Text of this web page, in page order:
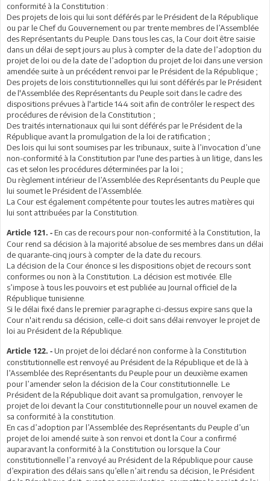
conformité à la Constitution :
Des projets de lois qui lui sont déférés par le Président de la République
ou par le Chef du Gouvernement ou par trente membres de l’Assemblée
des Représentants du Peuple. Dans tous les cas, la Cour doit être saisie
dans un délai de sept jours au plus à compter de la date de l’adoption du
projet de loi ou de la date de l’adoption du projet de loi dans une version
amendée suite à un précédent renvoi par le Président de la République ;
Des projets de lois constitutionnelles qui lui sont déférés par le Président
de l'Assemblée des Représentants du Peuple soit dans le cadre des
dispositions prévues à l'article 144 soit afin de contrôler le respect des
procédures de révision de la Constitution ;
Des traités internationaux qui lui sont déférés par le Président de la
République avant la promulgation de la loi de ratification ;
Des lois qui lui sont soumises par les tribunaux, suite à l’invocation d’une
non-conformité à la Constitution par l'une des parties à un litige, dans les
cas et selon les procédures déterminées par la loi ;
Du règlement intérieur de l’Assemblée des Représentants du Peuple que
lui soumet le Président de l’Assemblée.
La Cour est également compétente pour toutes les autres matières qui
lui sont attribuées par la Constitution.
Article 121. - En cas de recours pour non-conformité à la Constitution, la
Cour rend sa décision à la majorité absolue de ses membres dans un délai
de quarante-cinq jours à compter de la date du recours.
La décision de la Cour énonce si les dispositions objet de recours sont
conformes ou non à la Constitution. La décision est motivée. Elle
s’impose à tous les pouvoirs et est publiée au Journal officiel de la
République tunisienne.
Si le délai fixé dans le premier paragraphe ci-dessus expire sans que la
Cour n'ait rendu sa décision, celle-ci doit sans délai renvoyer le projet de
loi au Président de la République.
Article 122. - Un projet de loi déclaré non conforme à la Constitution
constitutionnelle est renvoyé au Président de la République et de là à
l’Assemblée des Représentants du Peuple pour un deuxième examen
pour l’amender selon la décision de la Cour constitutionnelle. Le
Président de la République doit avant sa promulgation, renvoyer le
projet de loi devant la Cour constitutionnelle pour un nouvel examen de
sa conformité à la constitution.
En cas d’adoption par l’Assemblée des Représentants du Peuple d’un
projet de loi amendé suite à son renvoi et dont la Cour a confirmé
auparavant la conformité à la Constitution ou lorsque la Cour
constitutionnelle l’a renvoyé au Président de la République pour cause
d’expiration des délais sans qu’elle n’ait rendu sa décision, le Président